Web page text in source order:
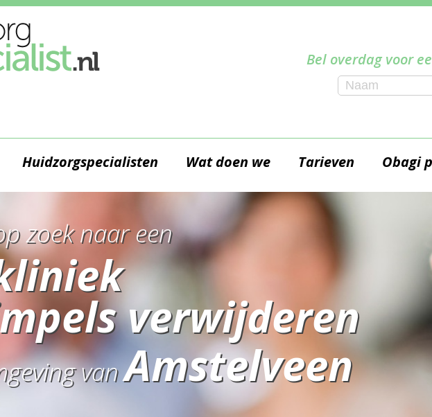
Bel overdag voor
Huidzorgspecialisten Wat doen we Tarieven Obagi
zoek naar een
verwijderen
vanAmstelveen